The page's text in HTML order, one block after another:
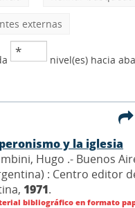
externas
nivel(es) hacia
y la iglesia
Hugo .- Buenos
: Centro editor
1971.
bibliográfico en formato